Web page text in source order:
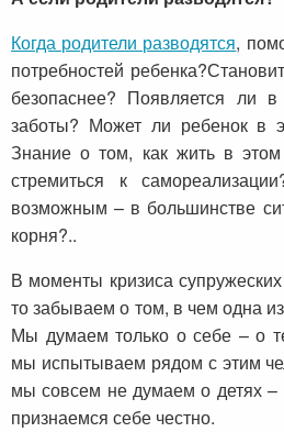
Когда родители разводятся,
потребностей
безопаснее? Появляется
заботы? Может ли ребенок в
Знание о том, как жить в
стремиться к
возможным – в большинстве
корня?..
В моменты кризиса
то забываем о том, в чем одна
Мы думаем только о себе – о
мы испытываем рядом с этим
мы совсем не думаем о детях –
признаемся себе честно.